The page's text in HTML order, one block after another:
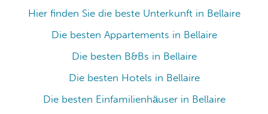
Hier finden Sie die beste Unterkunft in Bellaire
Die besten Appartements in Bellaire
Die besten B&Bs in Bellaire
Die besten Hotels in Bellaire
Die besten Einfamilienhäuser in Bellaire